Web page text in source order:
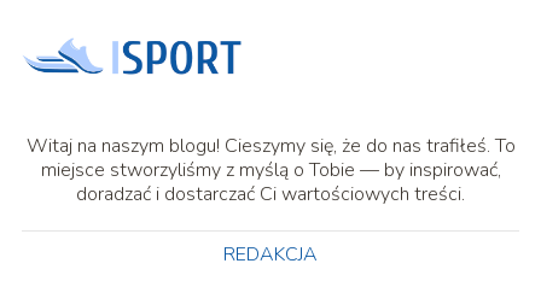
Witaj na naszym blogu! Cieszymy się, że do nas trafiłeś. To
miejsce stworzyliśmy z myślą o Tobie — by inspirować,
doradzać i dostarczać Ci wartościowych treści.
REDAKCJA